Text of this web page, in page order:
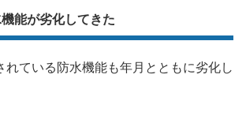
能が劣化してきた
れている防水機能も年月とともに劣化し